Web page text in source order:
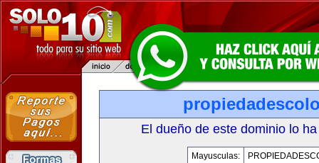
El dueño de este dominio lo
Mayusculas: